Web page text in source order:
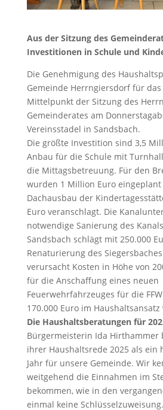
Aus der Sitzung des
Investitionen in Schule und
Die Genehmigung des
Gemeinde Herrngiersdorf für das
Mittelpunkt der Sitzung des
Gemeinderates am
Vereinsstadel in Sandsbach.
Die größte Investition sind 3,5
Anbau für die Schule mit
die Mittagsbetreuung. Für den
wurden 1 Million Euro
Dachausbau der
Euro veranschlagt. Die
notwendige Sanierung des
Sandsbach schlägt mit 250.000
Renaturierung des
verursacht Kosten in Höhe von
für die Anschaffung eines neuen
Feuerwehrfahrzeuges für die
170.000 Euro im Haushaltsansatz
Die Haushaltsberatungen für
Bürgermeisterin Ida Hirthammer
ihrer Haushaltsrede 2025 als ein
Jahr für unsere Gemeinde. Wir
weitgehend die Einnahmen im
bekommen, wie in den
einmal keine